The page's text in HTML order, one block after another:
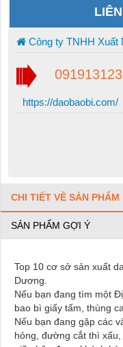
Công ty TNHH Xuất
https://daobaobi.com/
CHI TIẾT VỀ SẢN PHẨM
SẢN PHẨM GỢI Ý
Top 10 cơ sở sản xuất
Dương.
Nếu bạn đang tìm một
bao bì giấy tấm, thùng
Nếu bạn đang gặp các
hỏng, đường cắt thì